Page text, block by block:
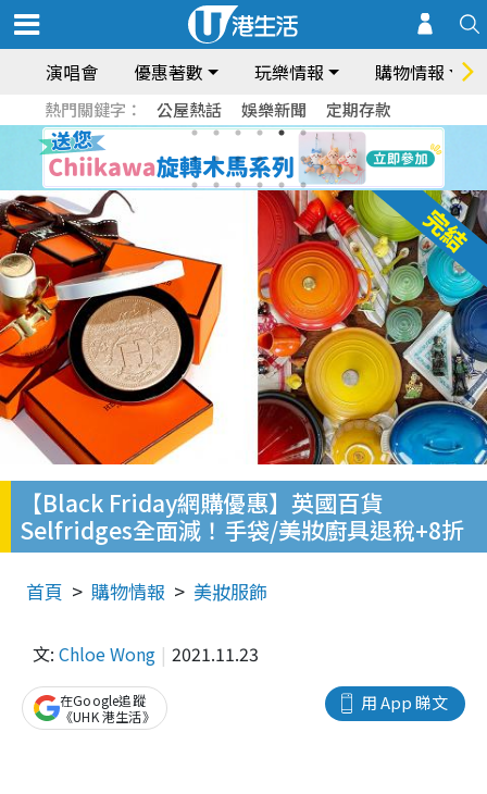
演唱會 優惠著數 玩樂情報 購物情報
熱門關鍵字： 公屋熱話 娛樂新聞 定期存款
【Black Friday網購優惠】英國百貨
Selfridges全面減！手袋/美妝廚具退稅+8折
首頁 購物情報 美妝服飾
文: Chloe Wong 2021.11.23
用 App 睇文
在Google追蹤
《UHK 港生活》